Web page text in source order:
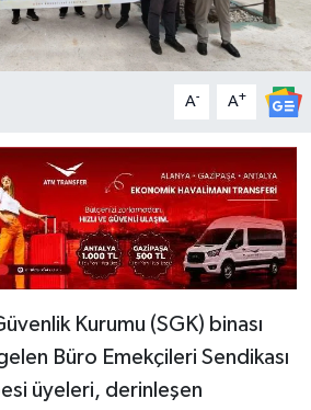
A- A+
Kurumu (SGK) binası
Büro Emekçileri Sendikası
üyeleri, derinleşen